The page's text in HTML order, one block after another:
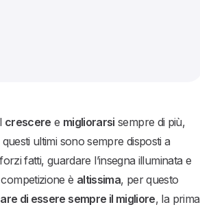
crescere e migliorarsi sempre di più,
ultimi sono sempre disposti a
fatti, guardare l’insegna illuminata e
è altissima, per questo
di essere sempre il migliore, la prima